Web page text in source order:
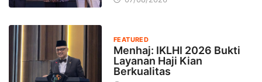
FEATURED
Menhaj: IKLHI 2026 Bukti
Layanan Haji Kian
Berkualitas